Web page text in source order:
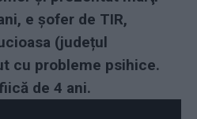
e șofer de TIR,
(județul
cu probleme psihice.
de 4 ani.